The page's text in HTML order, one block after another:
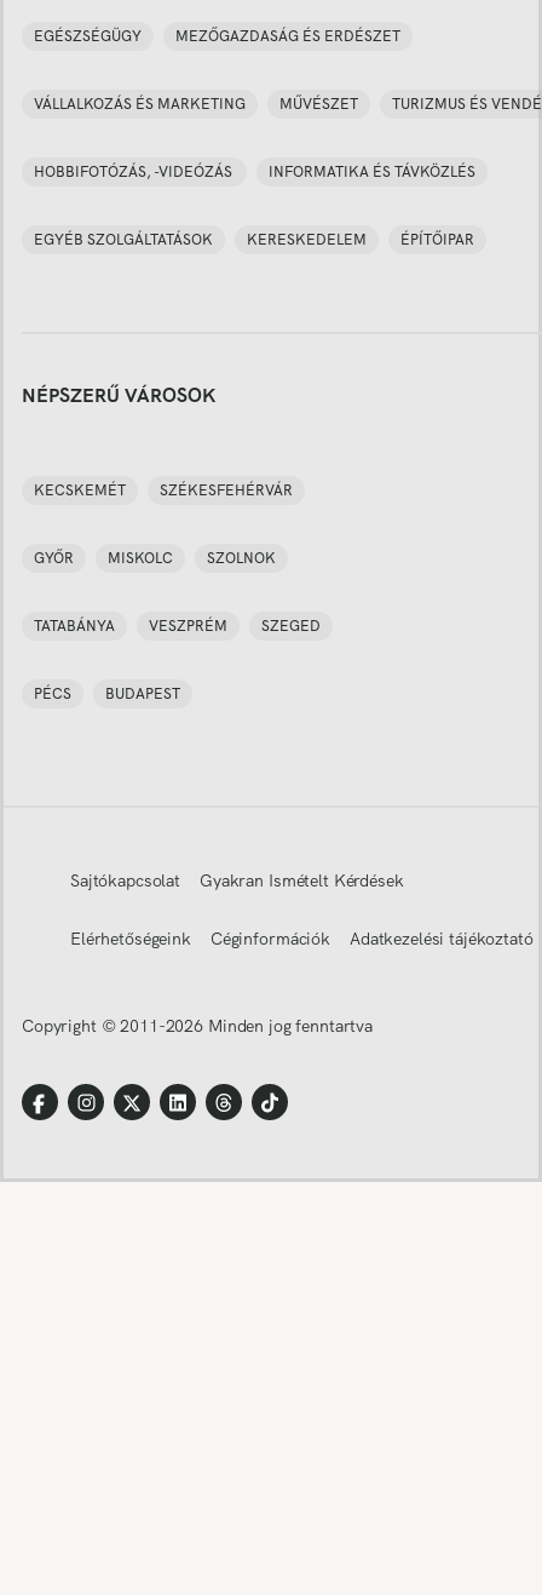
EGÉSZSÉGÜGY MEZŐGAZDASÁG ÉS ERDÉSZET
VÁLLALKOZÁS ÉS MARKETING MŰVÉSZET TURIZMUS ÉS
HOBBIFOTÓZÁS, -VIDEÓZÁS INFORMATIKA ÉS TÁVKÖZLÉS
EGYÉB SZOLGÁLTATÁSOK KERESKEDELEM ÉPÍTŐIPAR
NÉPSZERŰ VÁROSOK
KECSKEMÉT SZÉKESFEHÉRVÁR
GYŐR MISKOLC SZOLNOK
TATABÁNYA VESZPRÉM SZEGED
PÉCS BUDAPEST
Sajtókapcsolat Gyakran Ismételt Kérdések
Elérhetőségeink Céginformációk Adatkezelési tájékoztató
Copyright © 2011-2026 Minden jog fenntartva